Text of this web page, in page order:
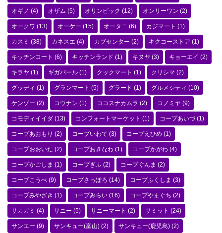
オギノ (4) オザム (5) オリンピック (12) オンリーワン (2)
オークワ (13) オーケー (15) オータニ (6) カジマート (1)
カスミ (38) カネスエ (4) カブセンター (2) キクコーストア (1)
キッチンコート (6) キッチンランド (1) キヌヤ (3) キョーエイ (2)
キラヤ (1) ギガパール (1) クックマート (1) クリシマ (2)
グッディ (1) グランマート (5) グラード (1) グルメシティ (10)
ケンゾー (2) コウナン (1) ココスナカムラ (2) コノミヤ (9)
コモディイイダ (13) コンフォートマーケット (1) コープあいづ(1)
コープあおもり (2) コープいわて (3) コープえひめ (1)
コープおおいた (2) コープおきなわ (1) コープかがわ (4)
コープかごしま (1) コープぎふ (2) コープぐんま (2)
コープこうべ (9) コープさっぽろ (14) コープふくしま (3)
コープみやざき (1) コープみらい (16) コープやまぐち (2)
サカガミ (4) サニー (5) サニーマート (2) サミット (24)
サンエー (9) サンキュー(富山) (2) サンキュー(鹿児島) (2)